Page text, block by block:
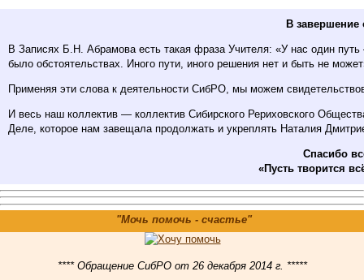
В завершение
В Записях Б.Н. Абрамова есть такая фраза Учителя: «У нас один
было обстоятельствах. Иного пути, иного решения нет и быть не
Применяя эти слова к деятельности СибРО, мы можем
И весь наш коллектив — коллектив Сибирского Рериховского
Деле, которое нам завещала продолжать и укреплять Наталия
Спасибо
«Пусть творится
"Мочь помочь - счастье"
**** Обращение СибРО от 26 декабря 2014 г. *****